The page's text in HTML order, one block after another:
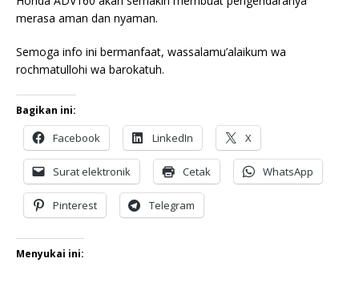
merasa aman dan nyaman.
Semoga info ini bermanfaat, wassalamu’alaikum wa
rochmatullohi wa barokatuh.
Bagikan ini:
Facebook LinkedIn X
Surat elektronik Cetak WhatsApp
Pinterest Telegram
Menyukai ini: